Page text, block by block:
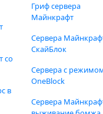
со
в
Гриф сервера
Майнкрафт
Сервера
СкайБлок
Сервера с
OneBlock
Сервера